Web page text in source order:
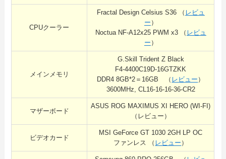
CPUクーラー
Fractal Design Celsius S36 （ レビュ
ー ）
Noctua NF-A12x25 PWM x3 （ レビュ
ー ）
メインメモリ
G.Skill Trident Z Black
F4-4400C19D-16GTZKK
DDR4 8GB*2＝16GB （ レビュー ）
3600MHz, CL16-16-16-36-CR2
マザーボード
ASUS ROG MAXIMUS XI HERO (WI-FI)
（レビュー）
ビデオカード
MSI GeForce GT 1030 2GH LP OC
ファンレス （ レビュー ）